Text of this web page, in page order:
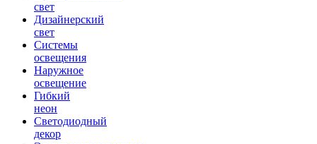
свет
Дизайнерский
свет
Системы
освещения
Наружное
освещение
Гибкий
неон
Светодиодный
декор